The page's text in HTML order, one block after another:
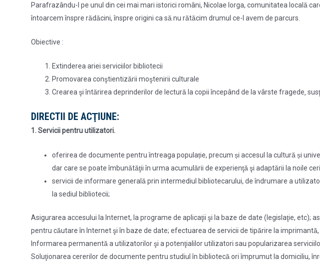
Parafrazându-l pe unul din cei mai mari istorici români, Nicolae Iorga, comunitatea locală
întoarcem înspre rădăcini, înspre origini ca să nu rătăcim drumul ce-l avem de parcurs.
Obiective :
Extinderea ariei serviciilor bibliotecii
Promovarea conştientizării moştenirii culturale
Crearea şi întărirea deprinderilor de lectură la copii începând de la vârste fragede‚
DIRECTII DE ACŢIUNE:
1. Servicii pentru utilizatori.
oferirea de documente pentru întreaga populație, precum și accesul la cultură și
dar care se poate îmbunătăţii în urma acumulării de experienţă şi adaptării la noile
servicii de informare generală prin intermediul bibliotecarului, de îndrumare a
la sediul bibliotecii;
Asigurarea accesului la Internet, la programe de aplicaţii şi la baze de date (legislaţie,
pentru căutare în Internet şi în baze de date; efectuarea de servicii de tipărire la
Informarea permanentă a utilizatorilor şi a potenţialilor utilizatori sau popularizarea
Soluţionarea cererilor de documente pentru studiul în bibliotecă ori împrumut la domiciliu,